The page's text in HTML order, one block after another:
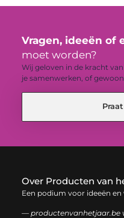
Vragen, ideeën of
moet worden?
Wij geloven in de kracht
je samenwerken, of
Over Producten van
Een podium voor ideeën en
— productenvanhetjaar.be